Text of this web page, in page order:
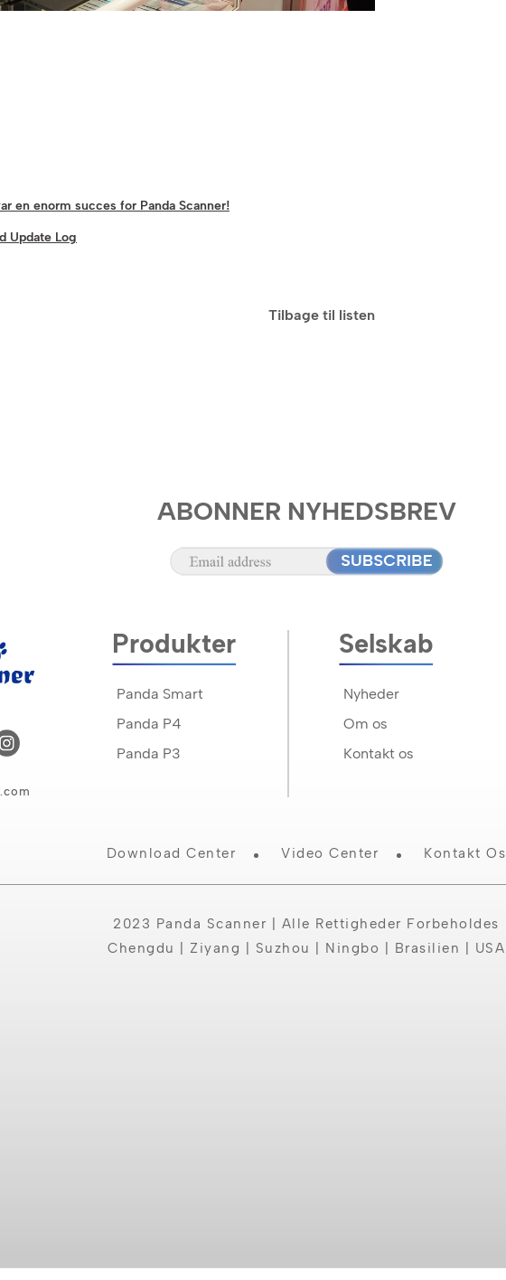
en enorm succes for Panda Scanner!
Update Log
Tilbage til listen
ABONNER NYHEDSBREV
Produkter
Panda Smart
Panda P4
Panda P3
Selskab
Nyheder
Om os
Kontakt os
Download Center Video Center Kontakt Os
2023 Panda Scanner | Alle Rettigheder Forbeholdes
Chengdu | Ziyang | Suzhou | Ningbo | Brasilien | USA